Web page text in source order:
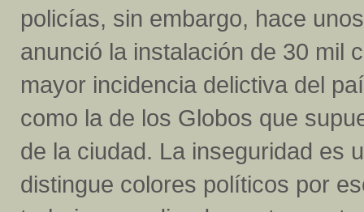
policías, sin embargo, hace
anunció la instalación de 30 mil
mayor incidencia delictiva del
como la de los Globos que
de la ciudad. La inseguridad es
distingue colores políticos por